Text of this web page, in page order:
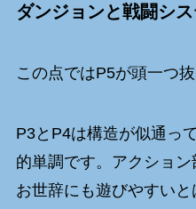
ダンジョンと戦闘シ
この点ではP5が頭一つ抜
P3とP4は構造が似通っ
的単調です。アクション
お世辞にも遊びやすいと